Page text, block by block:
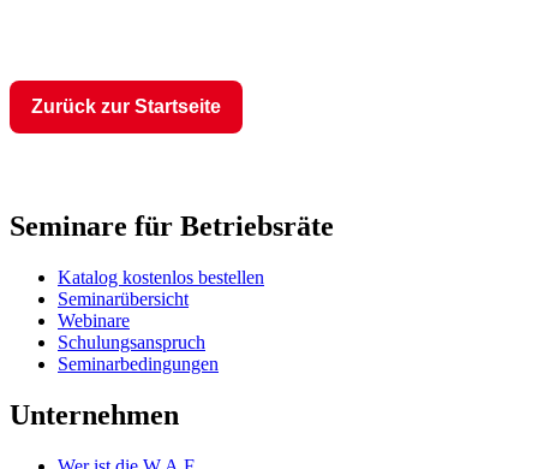
Zurück zur Startseite
Seminare für Betriebsräte
Katalog kostenlos bestellen
Seminarübersicht
Webinare
Schulungsanspruch
Seminarbedingungen
Unternehmen